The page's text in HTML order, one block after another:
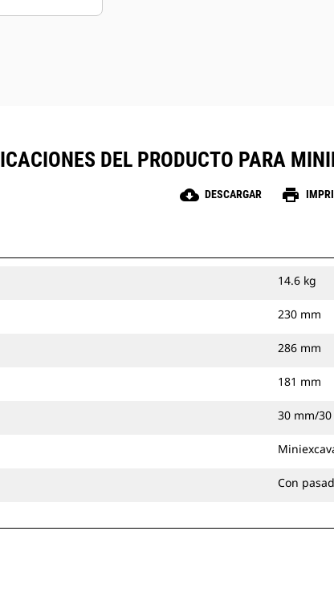
DEL PRODUCTO PARA
cloud_download DESCARGAR print
14.6 kg
230 mm
286 mm
181 mm
30 mm/
Con